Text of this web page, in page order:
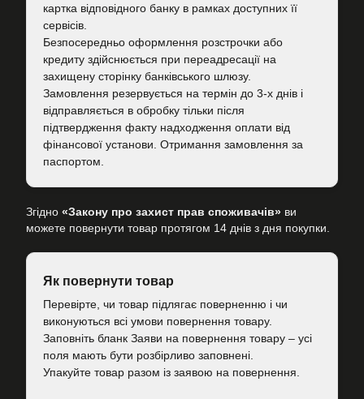
картка відповідного банку в рамках доступних її
сервісів.
Безпосередньо оформлення розстрочки або
кредиту здійснюється при переадресації на
захищену сторінку банківського шлюзу.
Замовлення резервується на термін до 3-х днів і
відправляється в обробку тільки після
підтвердження факту надходження оплати від
фінансової установи. Отримання замовлення за
паспортом.
Згідно «Закону про захист прав споживачів» ви
можете повернути товар протягом 14 днів з дня покупки.
Як повернути товар
Перевірте, чи товар підлягає поверненню і чи
виконуються всі умови повернення товару.
Заповніть бланк Заяви на повернення товару – усі
поля мають бути розбірливо заповнені.
Упакуйте товар разом із заявою на повернення.